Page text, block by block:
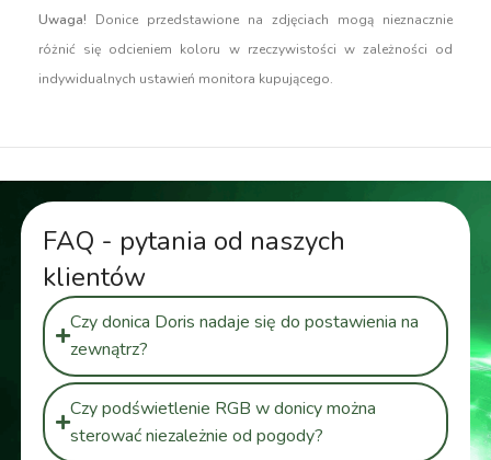
Uwaga! Donice przedstawione na zdjęciach mogą nieznacznie
różnić się odcieniem koloru w rzeczywistości w zależności od
indywidualnych ustawień monitora kupującego.
FAQ - pytania od naszych
klientów
Czy donica Doris nadaje się do postawienia na
zewnątrz?
Czy podświetlenie RGB w donicy można
sterować niezależnie od pogody?